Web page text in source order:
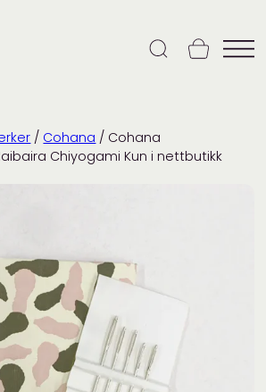
/ Cohana / Cohana
Chiyogami Kun i nettbutikk